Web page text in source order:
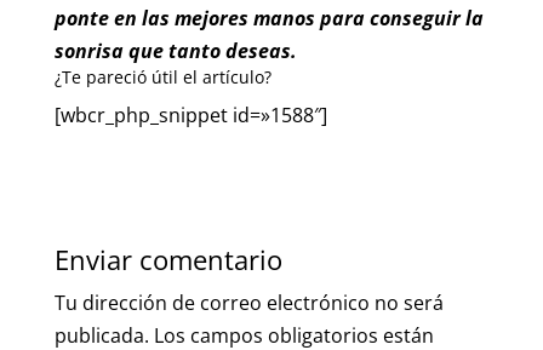
ponte en las mejores manos para conseguir la
sonrisa que tanto deseas.
¿Te pareció útil el artículo?
[wbcr_php_snippet id=»1588″]
Enviar comentario
Tu dirección de correo electrónico no será
publicada. Los campos obligatorios están